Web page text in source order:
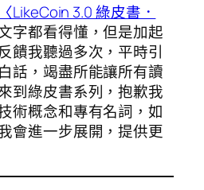
〈LikeCoin 3.0 綠皮書．
字都看得懂，但是加起
饋我聽過多次，平時引
話，竭盡所能讓所有讀
到綠皮書系列，抱歉我
術概念和專有名詞，如
會進一步展開，提供更